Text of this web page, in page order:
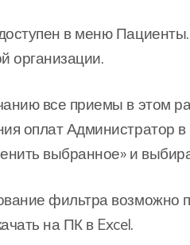
в меню
организации.
все приемы в этом
оплат Администратор
выбранное» и
фильтра возможно
на ПК в Excel.